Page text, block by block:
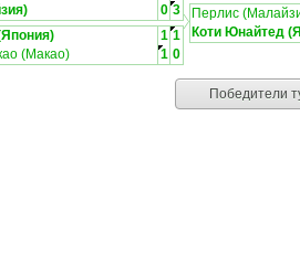
0 3
1 1
(Макао)
1 0
Перлис
Коти Юнайтед
Победители